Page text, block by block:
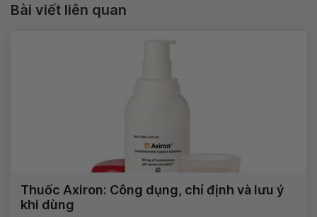
Bài viết liên quan
Thuốc Axiron: Công dụng, chỉ định và lưu ý
khi dùng